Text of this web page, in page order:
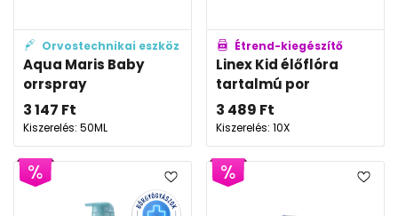
Orvostechnikai eszköz
Aqua Maris Baby
orrspray
3 147 Ft
Kiszerelés: 50ML
Étrend-kiegészítő
Linex Kid élőflóra
tartalmú por
3 489 Ft
Kiszerelés: 10X